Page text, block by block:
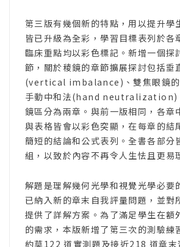
第三版有幾個新的特點，用以提升學
皆已升級為全彩，學習目標表列於各
臨床重點均以彩色標記。新增一個探
節，關於稜鏡的章節擴展探討包括垂
(vertical imbalance)、雙焦眼鏡
手動中和法(hand neutralization)
鏡區分為兩章。與前一版相同，各章
與表格皆會以彩色突顯，在每章的結
簡短的結論和公式表列。全書各部分
組，以致於內容不再令人生怯且更易
解題是理解幾何光學和視覺光學必要
已納入新的章末自我評量問題，並對
提供了詳解方案。為了滿足學生在額
的需求，本版新增了第三次的測驗練
約莫122 道實測題及接近218 道章末